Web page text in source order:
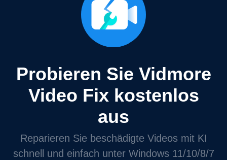
Probieren Sie Vidmore
Video Fix kostenlos
aus
Reparieren Sie beschädigte Videos mit KI
schnell und einfach unter Windows 11/10/8/7